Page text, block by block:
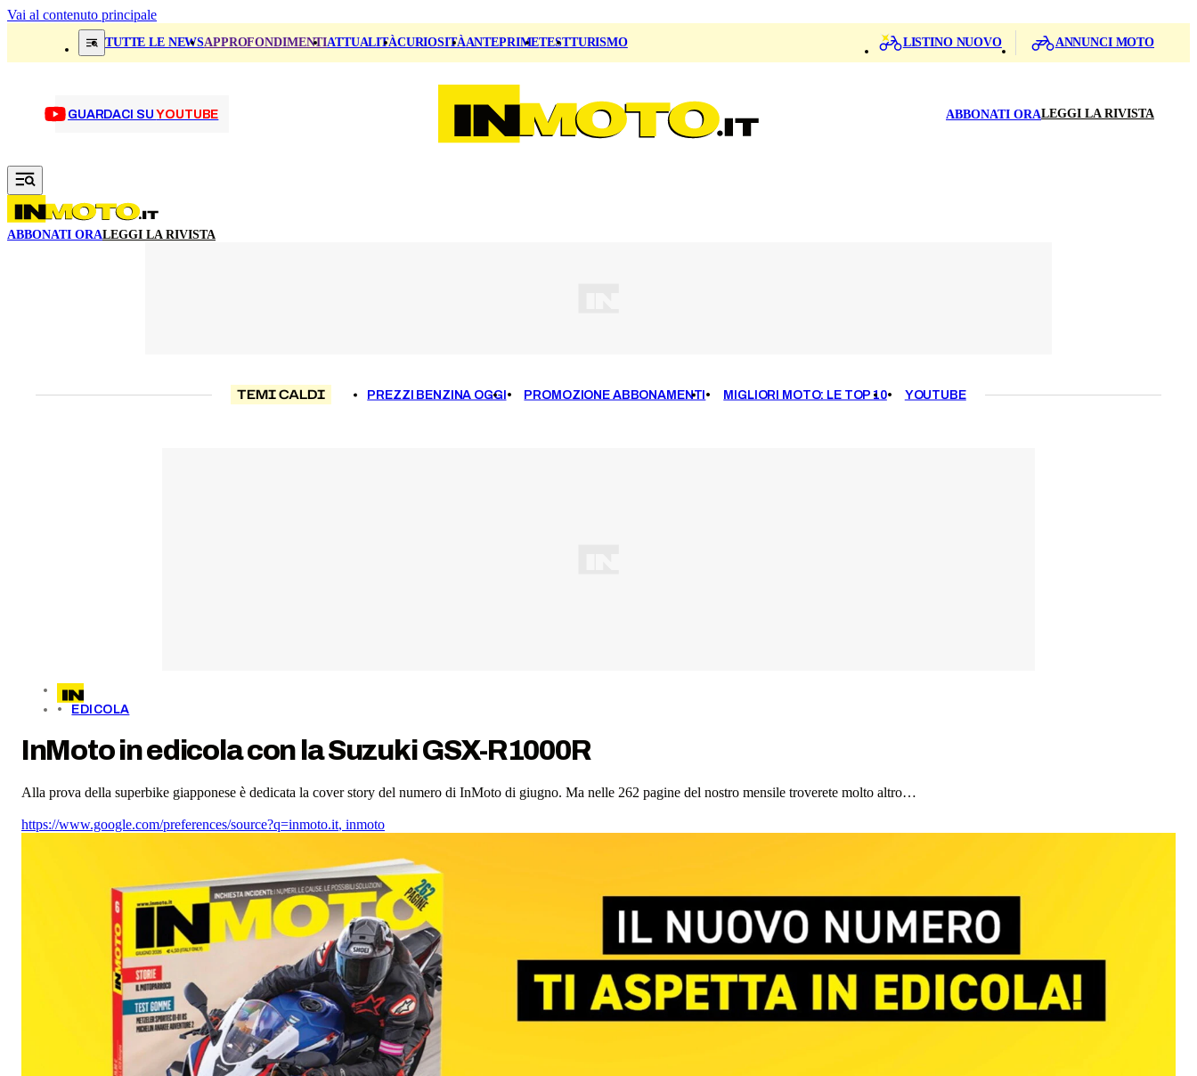
Vai al contenuto principale
TUTTE LE NEWSAPPROFONDIMENTIATTUALITÀCURIOSITÀANTEPRIMETESTTURISMO LISTINO NUOVO ANNUNCI MOTO
GUARDACI SUYOUTUBE ABBONATI ORALEGGI LA RIVISTA
ABBONATI ORALEGGI LA RIVISTA
TEMI CALDI PREZZI BENZINA OGGI PROMOZIONE ABBONAMENTI MIGLIORI MOTO: LE TOP 10 YOUTUBE
EDICOLA
InMoto in edicola con la Suzuki GSX-R1000R
Alla prova della superbike giapponese è dedicata la cover story del numero di InMoto di giugno. Ma nelle 262 pagine del nostro mensile troverete molto altro…
https://www.google.com/preferences/source?q=inmoto.it, inmoto